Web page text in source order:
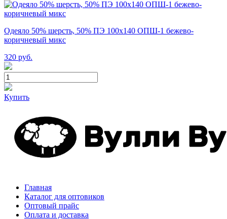
Одеяло 50% шерсть, 50% ПЭ 100х140 ОПШ-1 бежево-
коричневый микс
320 руб.
Купить
Главная
Каталог для оптовиков
Оптовый прайс
Оплата и доставка